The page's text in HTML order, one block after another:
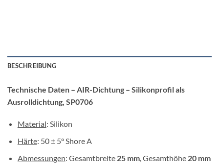
BESCHREIBUNG
Technische Daten – AIR-Dichtung – Silikonprofil als
Ausrolldichtung, SP0706
Material: Silikon
Härte: 50 ± 5° Shore A
Abmessungen: Gesamtbreite25 mm, Gesamthöhe20 mm